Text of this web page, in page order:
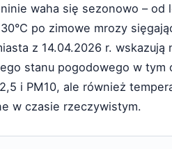
waha się sezonowo – od
po zimowe mrozy
z 14.04.2026 r. wskazują
stanu pogodowego w tym
i PM10, ale również
w czasie rzeczywistym.